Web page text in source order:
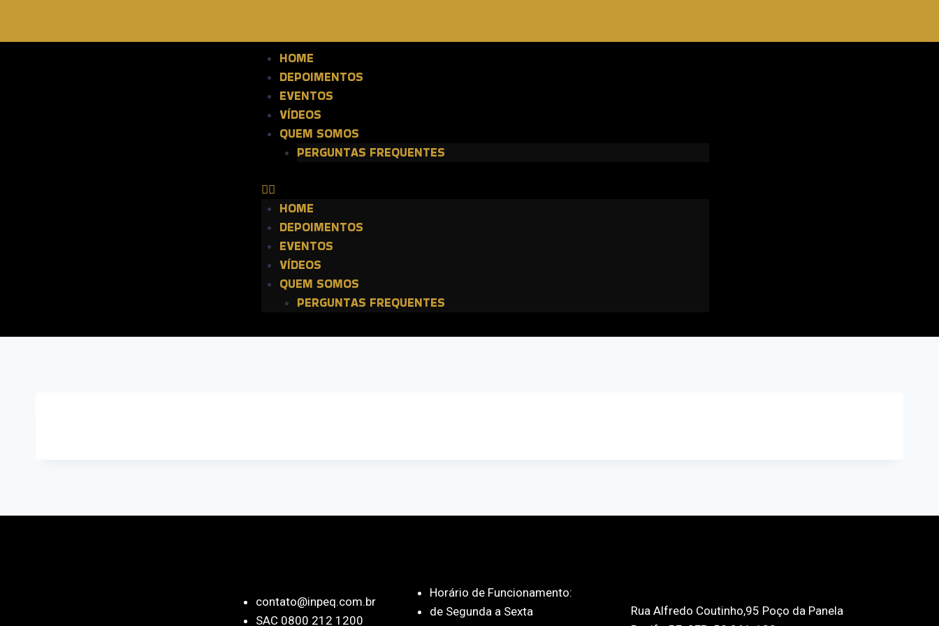
HOME
DEPOIMENTOS
EVENTOS
VÍDEOS
QUEM SOMOS
PERGUNTAS FREQUENTES
HOME
DEPOIMENTOS
EVENTOS
VÍDEOS
QUEM SOMOS
PERGUNTAS FREQUENTES
contato@inpeq.com.br
SAC 0800 212 1200
Horário de Funcionamento:
de Segunda a Sexta
Rua Alfredo Coutinho,95 Poço da Panela